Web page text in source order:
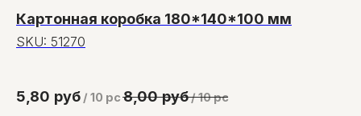
Картонная коробка 180*140*100 мм
SKU: 51270
5,80 руб / 10 pc 8,00 руб/10 pc